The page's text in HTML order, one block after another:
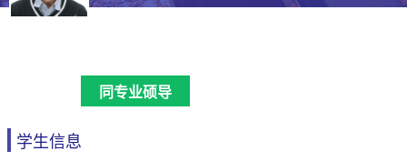
同专业硕导
学生信息